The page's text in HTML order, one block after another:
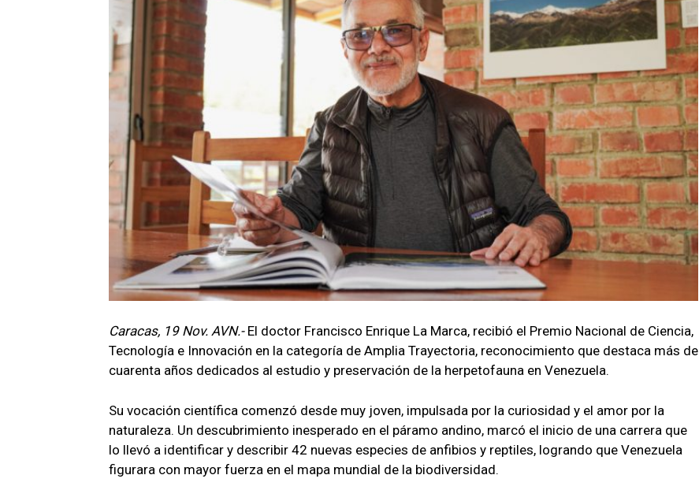
Caracas, 19 Nov. AVN.- El doctor Francisco Enrique La Marca, recibió el Premio Nacional de Ciencia,
Tecnología e Innovación en la categoría de Amplia Trayectoria, reconocimiento que destaca más de
cuarenta años dedicados al estudio y preservación de la herpetofauna en Venezuela.
Su vocación científica comenzó desde muy joven, impulsada por la curiosidad y el amor por la
naturaleza. Un descubrimiento inesperado en el páramo andino, marcó el inicio de una carrera que
lo llevó a identificar y describir 42 nuevas especies de anfibios y reptiles, logrando que Venezuela
figurara con mayor fuerza en el mapa mundial de la biodiversidad.